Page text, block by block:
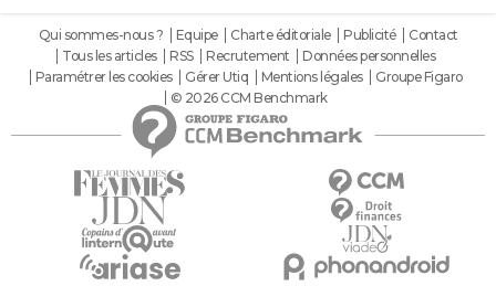
Qui sommes-nous ? Equipe Charte éditoriale Publicité
Contact
Tous les articles
RSS Recrutement
Données personnelles
Paramétrer les cookies
Gérer Utiq Mentions légales
Groupe Figaro
© 2026 CCM Benchmark